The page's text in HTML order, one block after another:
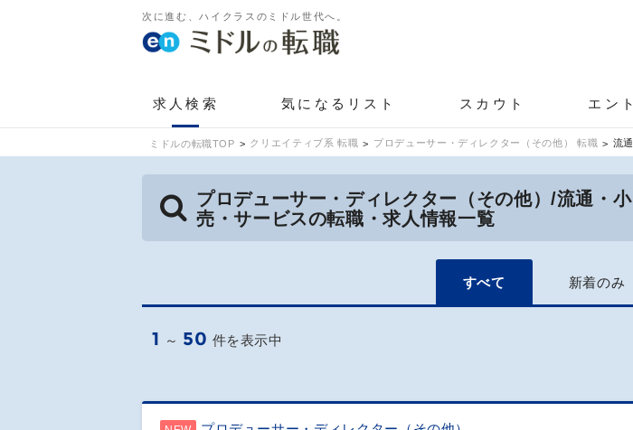
次に進む、ハイクラスのミドル世代へ。
求人検索 気になるリスト スカウト エン
ミドルの転職TOP クリエイティブ系 転職 プロデューサー・ディレクター（その他） 転職 流
プロデューサー・ディレクター（その他）/流通・小
売・サービスの転職・求人情報一覧
すべて 新着のみ
1 ～ 50 件を表示中